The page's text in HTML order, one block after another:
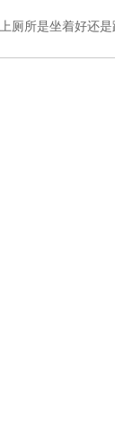
上厕所是坐着好还